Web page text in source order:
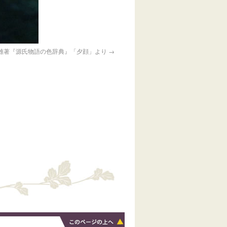
著『源氏物語の色辞典』「夕顔」より